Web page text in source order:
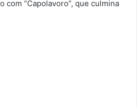
com “Capolavoro”, que culmina